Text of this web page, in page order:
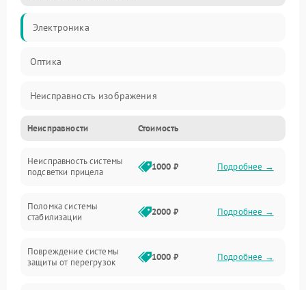
Электроника
Оптика
Неисправность изображения
Механические повреждения
Неисправность фокусировки и оптики
Электропитание
Неисправности Стоимость
Неисправность системы
подсветки прицела
1000 ₽ Подробнее →
Поломка системы
стабилизации
2000 ₽ Подробнее →
Повреждение системы
защиты от перегрузок
1000 ₽ Подробнее →